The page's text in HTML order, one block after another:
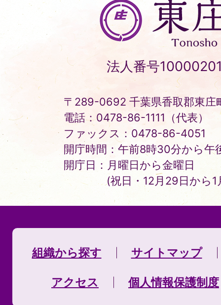
東
庄
町
Tonosho
Town
法人番号
〒289-0692 千葉県香取郡東庄
電話：0478-86-1111（代表）
ファックス：0478-86-4051
開庁時間：午前8時30分から午
開庁日：月曜日から金曜日
(祝日・12月29日から
組織から探す サイトマップ
アクセス 個人情報保護制度